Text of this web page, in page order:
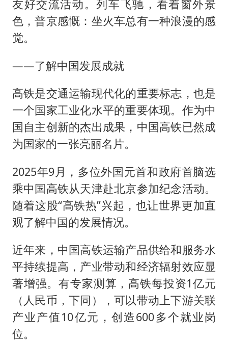
友好交流活动。列车飞驰，看着窗外景
色，普京感慨：坐火车总有一种浪漫的感
觉。
——了解中国发展成就
高铁是交通运输现代化的重要标志，也是
一个国家工业化水平的重要体现。作为中
国自主创新的杰出成果，中国高铁已然成
为国家的一张亮丽名片。
2025年9月，多位外国元首和政府首脑选
乘中国高铁从天津赴北京参加纪念活动。
随着这股“高铁热”兴起，也让世界更加直
观了解中国的发展情况。
近年来，中国高铁运输产品供给和服务水
平持续提高，产业带动和经济辐射效应显
著增强。有专家测算，高铁每投资1亿元
（人民币，下同），可以带动上下游关联
产业产值10亿元，创造600多个就业岗
位。